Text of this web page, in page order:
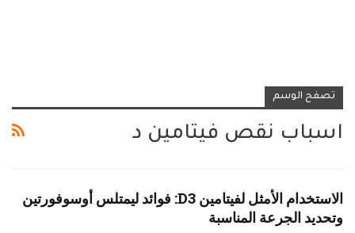
تصفح الوسم
اسباب نقص فيتامين د
الاستخدام الأمثل لفيتامين D3: فوائد ليمتلس أوسوفورتين
وتحديد الجرعة المناسبة